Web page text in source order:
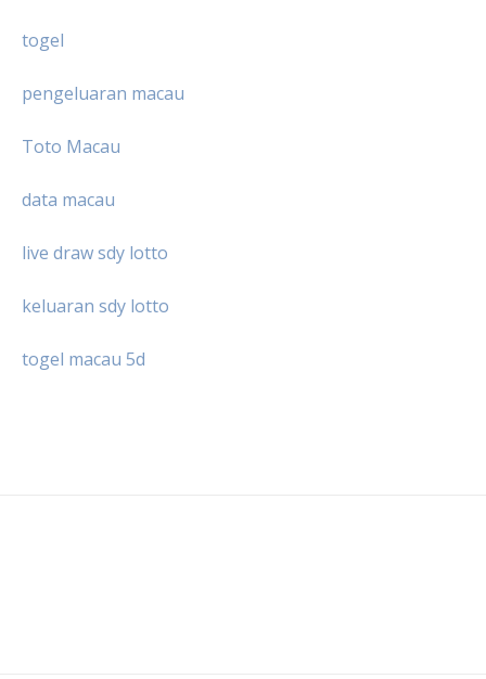
togel
pengeluaran macau
Toto Macau
data macau
live draw sdy lotto
keluaran sdy lotto
togel macau 5d